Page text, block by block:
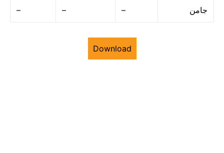
– – – جامن
Download